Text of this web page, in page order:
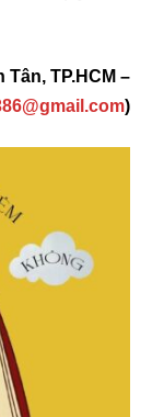
TP.HCM –
)